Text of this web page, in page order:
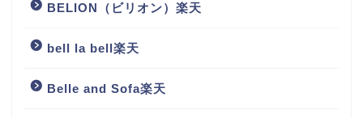
BELION（ビリオン）楽天
bell la bell楽天
Belle and Sofa楽天